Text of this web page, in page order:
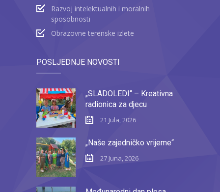
Razvoj intelektualnih i moralnih
sposobnosti
Obrazovne terenske izlete
POSLJEDNJE NOVOSTI
„SLADOLEDI“ – Kreativna
radionica za djecu
21 Jula, 2026
„Naše zajedničko vrijeme“
27 Juna, 2026